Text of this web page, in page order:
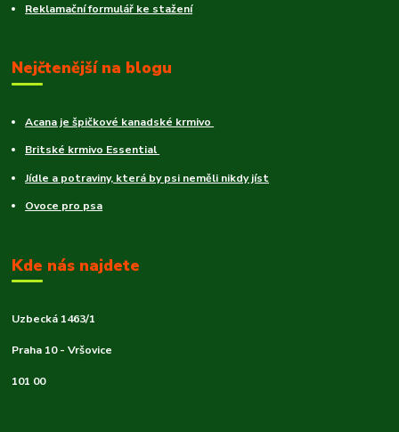
Reklamační formulář ke stažení
Nejčtenější na blogu
Acana je špičkové kanadské krmivo
Britské krmivo Essential
Jídle a potraviny, která by psi neměli nikdy jíst
Ovoce pro psa
Kde nás najdete
Uzbecká 1463/1
Praha 10 - Vršovice
101 00